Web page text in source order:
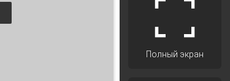
Полный экран